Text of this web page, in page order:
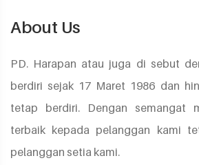
About Us
PD. Harapan atau juga di sebut
berdiri sejak 17 Maret 1986 dan
tetap berdiri. Dengan semangat
terbaik kepada pelanggan kami
pelanggan setia kami.